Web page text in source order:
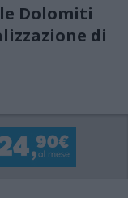
Dolomiti
di